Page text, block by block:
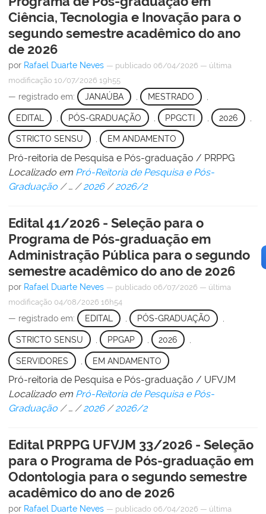
Ciência, Tecnologia e Inovação para o
segundo semestre acadêmico do ano
de 2026
por Rafael Duarte Neves — publicado 06/04/2026 — última
modificação 10/07/2026 19h55
— registrado em: JANAÚBA MESTRADO
EDITAL PÓS-GRADUAÇÃO PPGCTI , 2026
STRICTO SENSU , EM ANDAMENTO
Pró-reitoria de Pesquisa e Pós-graduação / PRPPG
Localizado em Pró-Reitoria de Pesquisa e Pós-
Graduação /… /2026 /2026/2
Edital 41/2026 - Seleção para o
Programa de Pós-graduação em
Administração Pública para o segundo
semestre acadêmico do ano de 2026
por Rafael Duarte Neves — publicado 06/07/2026 — última
modificação 04/08/2026 16h54
— registrado em: EDITAL PÓS-GRADUAÇÃO
STRICTO SENSU PPGAP 2026
SERVIDORES EM ANDAMENTO
Pró-reitoria de Pesquisa e Pós-graduação / UFVJM
Localizado em Pró-Reitoria de Pesquisa e Pós-
Graduação /… /2026 /2026/2
Edital PRPPG UFVJM 33/2026 - Seleção
para o Programa de Pós-graduação em
Odontologia para o segundo semestre
acadêmico do ano de 2026
por Rafael Duarte Neves — publicado 06/04/2026 — última